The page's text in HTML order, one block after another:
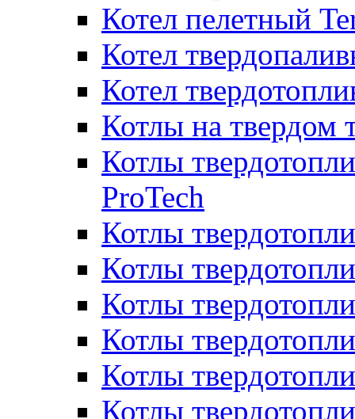
Котел пелетный
Котел
Котел
Котлы на твердом
Котлы
ProTech
Котлы
Котлы
Котлы
Котлы
Котлы
Котлы